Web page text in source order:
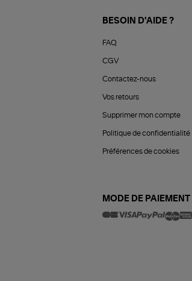
BESOIN D'AIDE ?
FAQ
CGV
Contactez-nous
Vos retours
Supprimer mon compte
Politique de confidentialité
Préférences de cookies
MODE DE PAIEMENT